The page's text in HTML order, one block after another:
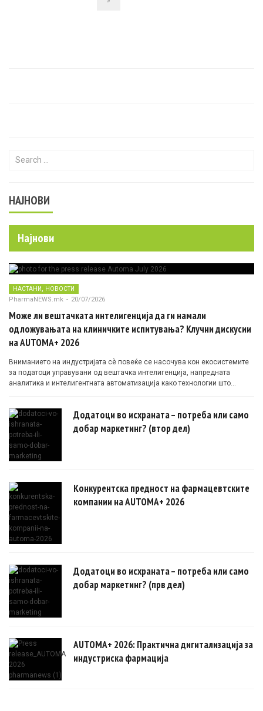
Search for:
НАЈНОВИ
Најнови
НАСТАНИ НОВОСТИ
PharmaNEWS.mk - 20/07/2026
Може ли вештачката интелигенција да ги намали
одложувањата на клиничките испитувања? Клучни дискусии
на AUTOMA+ 2026
Вниманието на индустријата сè повеќе се насочува кон екосистемите
за податоци управувани од вештачка интелигенција, напредната
аналитика и интелигентната автоматизација како технологии што
Додатоци во исхраната – потреба или само
добар маркетинг? (втор дел)
Конкурентска предност на фармацевтските
компании на AUTOMA+ 2026
Додатоци во исхраната – потреба или само
добар маркетинг? (прв дел)
AUTOMA+ 2026: Практична дигитализација за
индустриска фармација